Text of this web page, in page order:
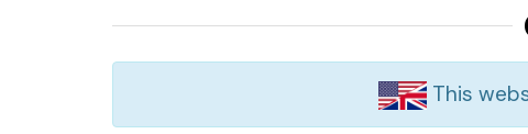
This